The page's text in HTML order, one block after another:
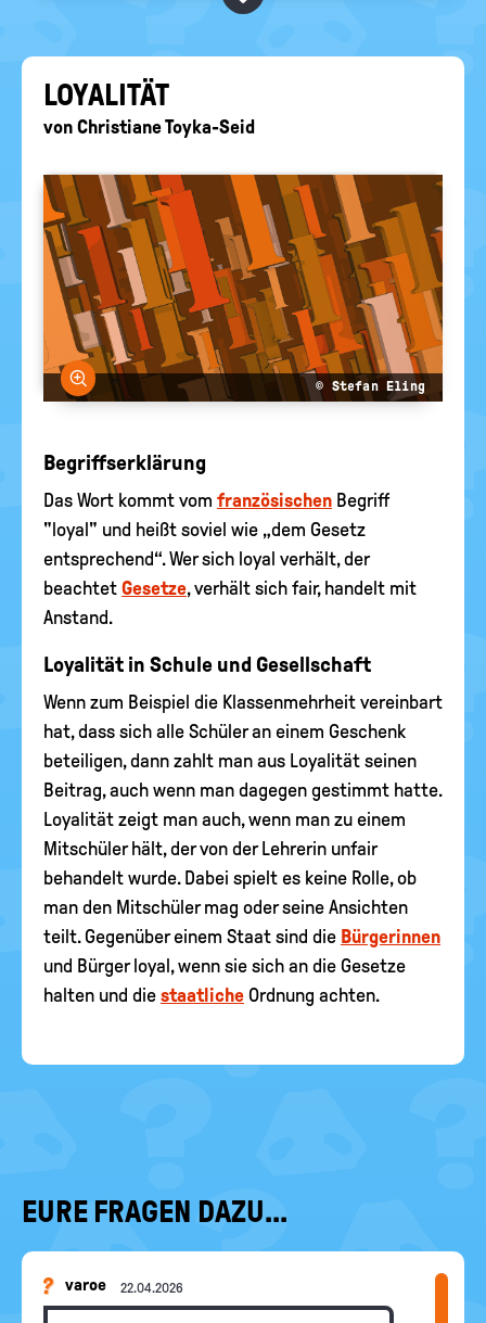
politische
EURE AKTUELLEN FRAGEN...
LOYA­LI­TÄT
von Christiane Toyka-Seid
Bild vergrößern
© Stefan Eling
Begriffserklärung
Das Wort kommt vom französischen Begriff
"loyal" und heißt soviel wie „dem Gesetz
entsprechend“. Wer sich loyal verhält, der
beachtet Gesetze, verhält sich fair, handelt mit
Anstand.
Loyalität in Schule und Gesellschaft
Wenn zum Beispiel die Klassenmehrheit vereinbart
hat, dass sich alle Schüler an einem Geschenk
beteiligen, dann zahlt man aus Loyalität seinen
Beitrag, auch wenn man dagegen gestimmt hatte.
Loyalität zeigt man auch, wenn man zu einem
Mitschüler hält, der von der Lehrerin unfair
behandelt wurde. Dabei spielt es keine Rolle, ob
man den Mitschüler mag oder seine Ansichten
teilt. Gegenüber einem Staat sind die Bürgerinnen
und Bürger loyal, wenn sie sich an die Gesetze
halten und die staatliche Ordnung achten.
EURE FRAGEN DAZU...
varoe 22.04.2026